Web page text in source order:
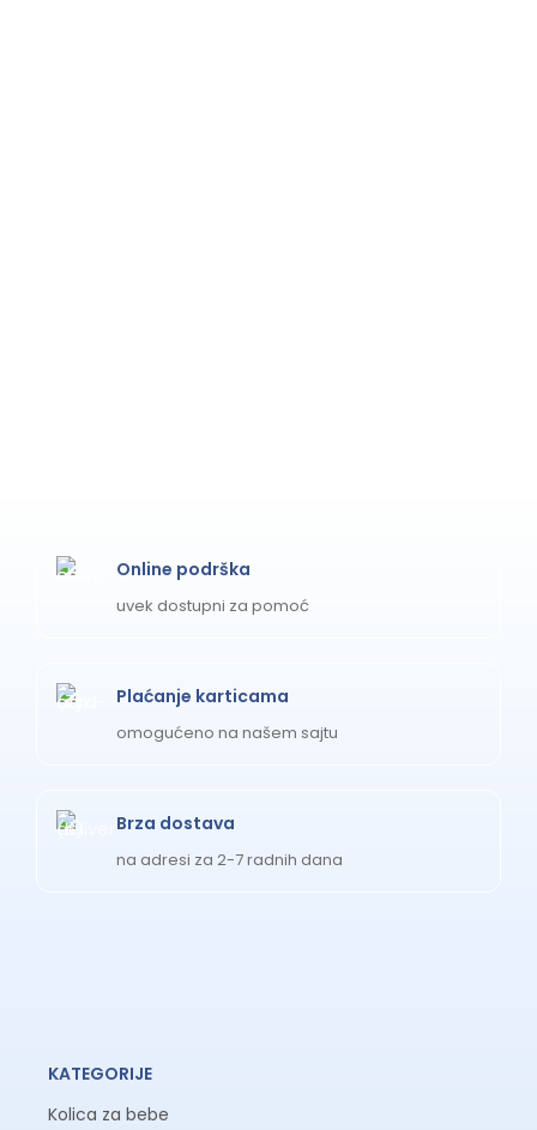
Online podrška
uvek dostupni za pomoć
Plaćanje karticama
omogućeno na našem sajtu
Brza dostava
na adresi za 2-7 radnih dana
KATEGORIJE
Kolica za bebe